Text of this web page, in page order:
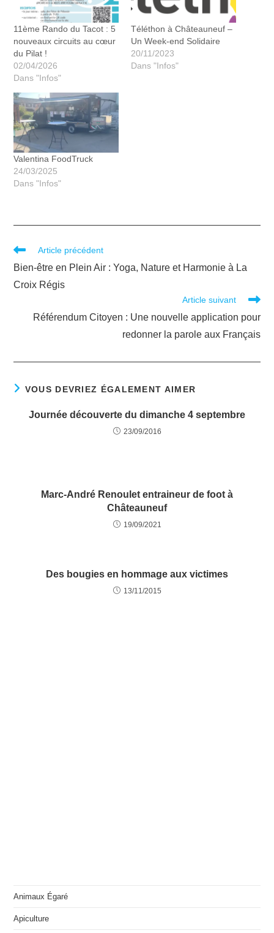
11ème Rando du Tacot : 5
nouveaux circuits au cœur
du Pilat !
02/04/2026
Dans "Infos"
Téléthon à Châteauneuf –
Un Week-end Solidaire
20/11/2023
Dans "Infos"
Valentina FoodTruck
24/03/2025
Dans "Infos"
Article précédent
Bien-être en Plein Air : Yoga, Nature et Harmonie à La
Croix Régis
Article suivant
Référendum Citoyen : Une nouvelle application pour
redonner la parole aux Français
VOUS DEVRIEZ ÉGALEMENT AIMER
Journée découverte du dimanche 4 septembre
23/09/2016
Marc-André Renoulet entraineur de foot à
Châteauneuf
19/09/2021
Des bougies en hommage aux victimes
13/11/2015
Animaux Égaré
Apiculture